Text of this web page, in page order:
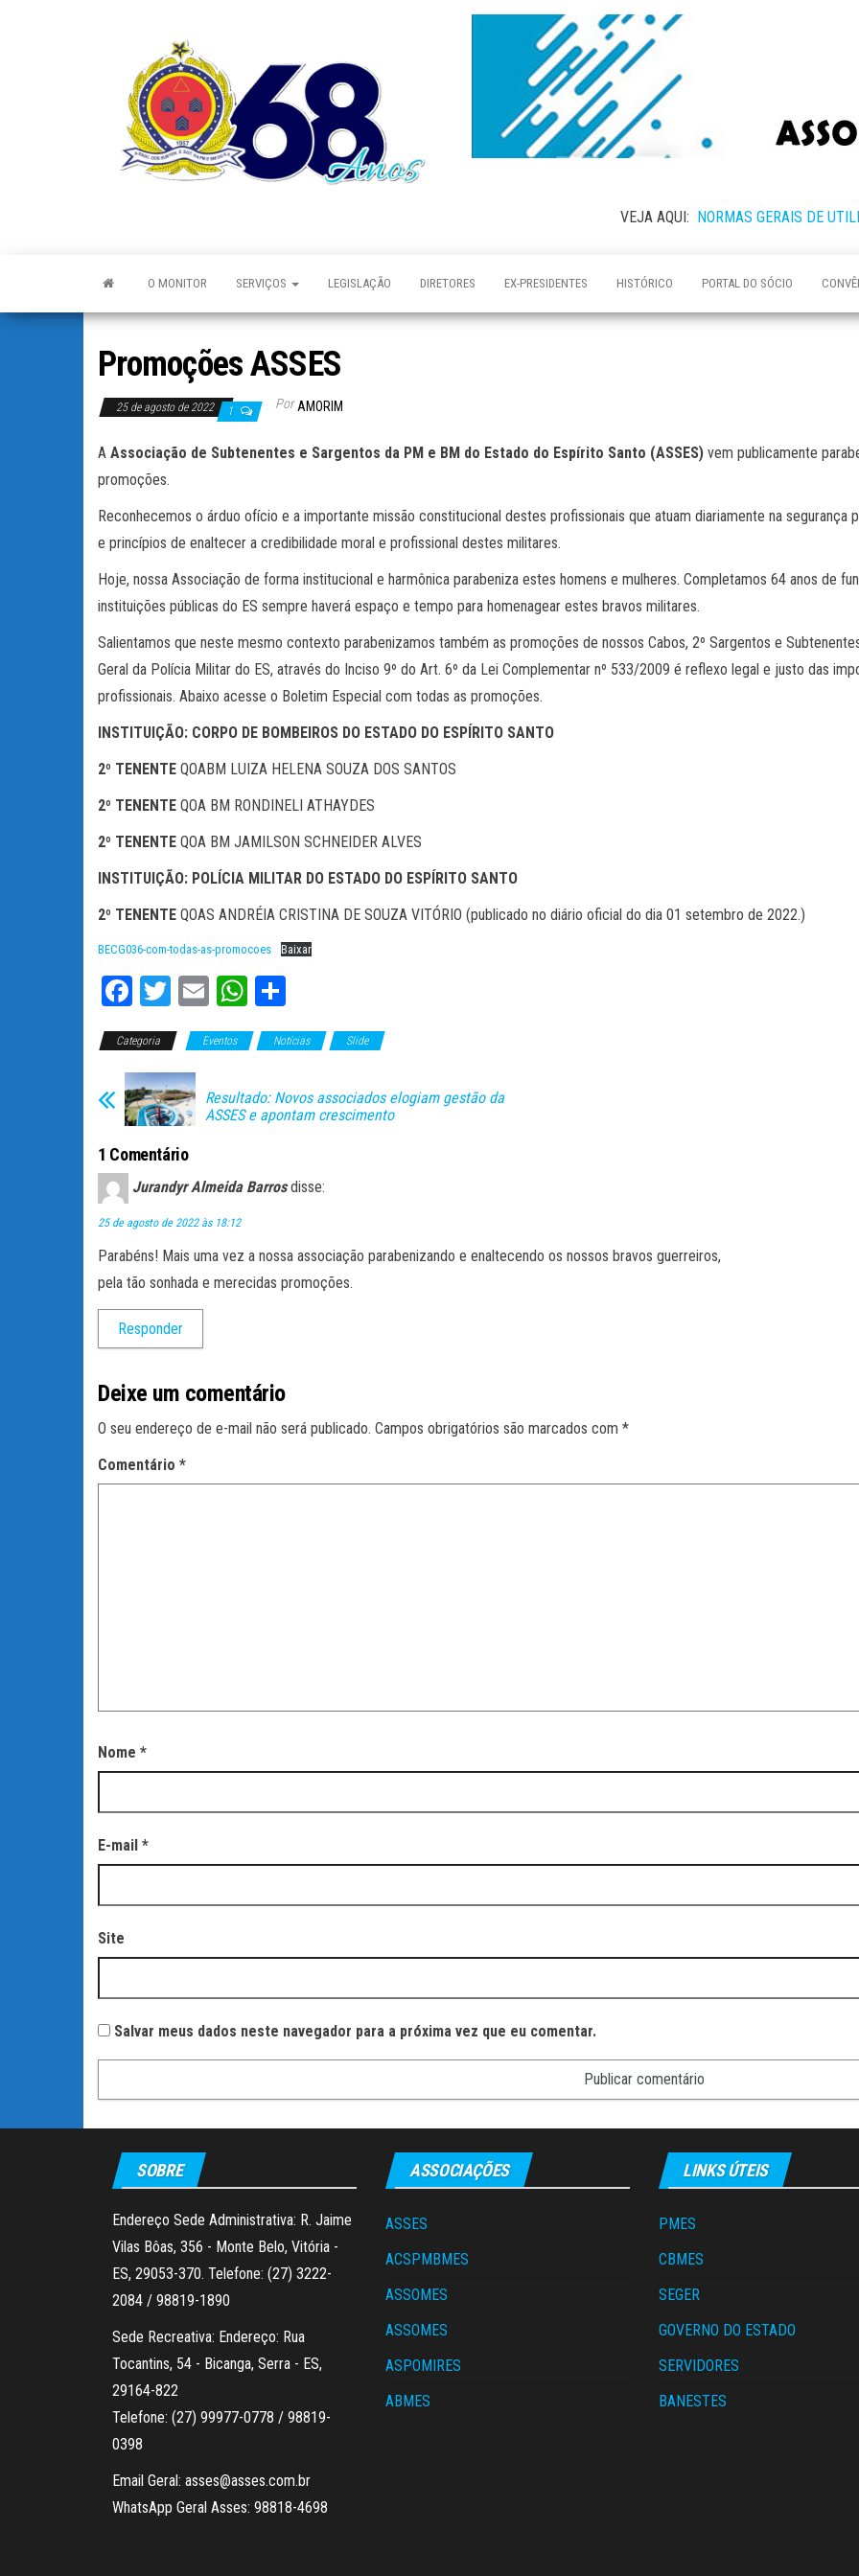
VEJA AQUI: NORMAS GERAIS DE
O MONITOR SERVIÇOS LEGISLAÇÃO DIRETORES EX-PRESIDENTES HISTÓRICO PORTAL DO SÓCIO
Promoções ASSES
25 de agosto de 2022 1 Por AMORIM
A Associação de Subtenentes e Sargentos da PM e BM do Estado do Espírito Santo (ASSES) vem publicamente
promoções.
Reconhecemos o árduo ofício e a importante missão constitucional destes profissionais que atuam diariamente na
e princípios de enaltecer a credibilidade moral e profissional destes militares.
Hoje, nossa Associação de forma institucional e harmônica parabeniza estes homens e mulheres. Completamos 64 anos de
instituições públicas do ES sempre haverá espaço e tempo para homenagear estes bravos militares.
Salientamos que neste mesmo contexto parabenizamos também as promoções de nossos Cabos, 2º Sargentos e
Geral da Polícia Militar do ES, através do Inciso 9º do Art. 6º da Lei Complementar nº 533/2009 é reflexo legal e justo das
profissionais. Abaixo acesse o Boletim Especial com todas as promoções.
INSTITUIÇÃO: CORPO DE BOMBEIROS DO ESTADO DO ESPÍRITO SANTO
2º TENENTE QOABM LUIZA HELENA SOUZA DOS SANTOS
2º TENENTE QOA BM RONDINELI ATHAYDES
2º TENENTE QOA BM JAMILSON SCHNEIDER ALVES
INSTITUIÇÃO: POLÍCIA MILITAR DO ESTADO DO ESPÍRITO SANTO
2º TENENTE QOAS ANDRÉIA CRISTINA DE SOUZA VITÓRIO (publicado no diário oficial do dia 01 setembro de 2022.)
BECG036-com-todas-as-promocoes Baixar
Fa
ce
bo
ok
T
wi
tt
er
E
m
ail
W
ha
ts
A
pp
o
m
rti
ar
Categoria Eventos Notícias Slide
Resultado: Novos associados elogiam gestão da
ASSES e apontam crescimento
1 Comentário
Jurandyr Almeida Barros disse:
25 de agosto de 2022 às 18:12
Parabéns! Mais uma vez a nossa associação parabenizando e enaltecendo os nossos bravos guerreiros,
pela tão sonhada e merecidas promoções.
Responder
Deixe um comentário
O seu endereço de e-mail não será publicado. Campos obrigatórios são marcados com *
Comentário *
Nome *
E-mail *
Site
Salvar meus dados neste navegador para a próxima vez que eu comentar.
SOBRE
Endereço Sede Administrativa: R. Jaime
Vilas Bôas, 356 - Monte Belo, Vitória -
ES, 29053-370. Telefone: (27) 3222-
2084 / 98819-1890
Sede Recreativa: Endereço: Rua
Tocantins, 54 - Bicanga, Serra - ES,
29164-822
Telefone: (27) 99977-0778 / 98819-
0398
Email Geral: asses@asses.com.br
WhatsApp Geral Asses: 98818-4698
ASSOCIAÇÕES
ASSES
ACSPMBMES
ASSOMES
ASSOMES
ASPOMIRES
ABMES
LINKS ÚTEIS
PMES
CBMES
SEGER
GOVERNO DO ESTADO
SERVIDORES
BANESTES